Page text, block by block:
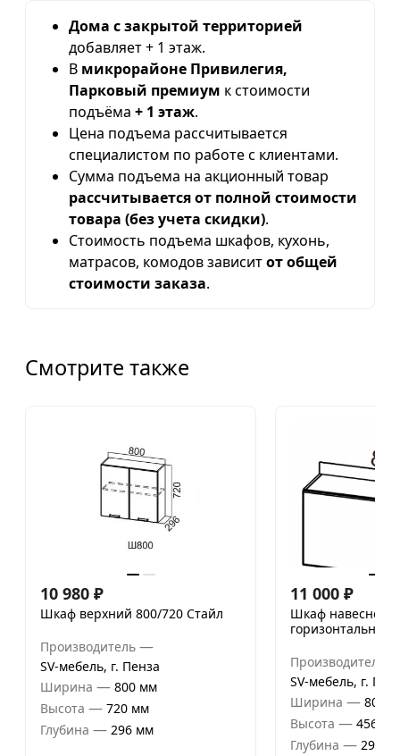
Дома с закрытой территорией
добавляет + 1 этаж.
В микрорайоне Привилегия,
Парковый премиум к стоимости
подъёма + 1 этаж.
Цена подъема рассчитывается
специалистом по работе с клиентами.
Сумма подъема на акционный товар
рассчитывается от полной стоимости
товара (без учета скидки).
Стоимость подъема шкафов, кухонь,
матрасов, комодов зависитот общей
стоимости заказа.
Смотрите также
10 980 ₽
Шкаф верхний 800/720 Стайл
Производитель —
SV-мебель, г. Пенза
Ширина — 800 мм
Высота — 720 мм
Глубина — 296 мм
11 000 ₽
Шкаф навесной
горизонтальный
Производитель
SV-мебель, г.
Ширина — 800
Высота — 456 мм
Глубина — 296